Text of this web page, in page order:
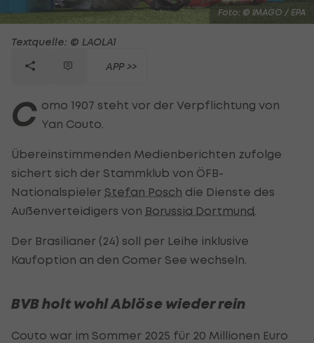
Foto: © IMAGO / EPA
Textquelle: © LAOLA1
APP >>
C omo 1907 steht vor der Verpflichtung von
Yan Couto.
Übereinstimmenden Medienberichten zufolge
sichert sich der Stammklub von ÖFB-
Nationalspieler Stefan Posch die Dienste des
Außenverteidigers von Borussia Dortmund
Der Brasilianer (24) soll per Leihe inklusive
Kaufoption an den Comer See wechseln.
BVB holt wohl Ablöse wieder rein
Couto war im Sommer 2025 für 20 Millionen Euro